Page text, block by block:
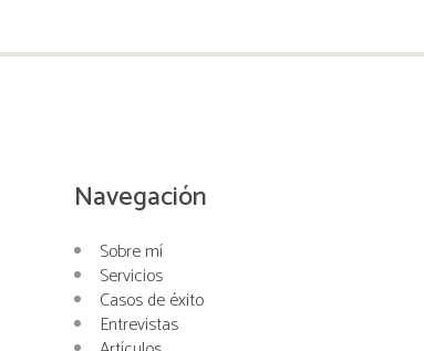
Navegación
Sobre mí
Servicios
Casos de éxito
Entrevistas